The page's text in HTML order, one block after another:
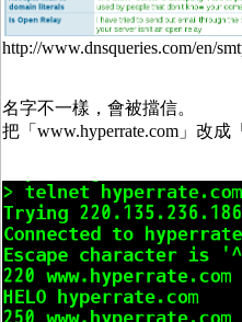
http://www.dnsqueries.com/en/
名字不一樣，會被擋信。
把「www.hyperrate.com」改成